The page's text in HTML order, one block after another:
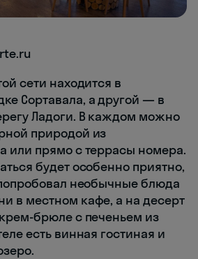
сети находится в
Сортавала, а другой — в
Ладоги. В каждом можно
природой из
или прямо с террасы номера.
будет особенно приятно,
попробовал необычные блюда
в местном кафе, а на десерт
брюле с печеньем из
есть винная гостиная и